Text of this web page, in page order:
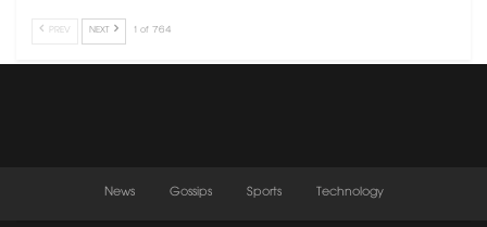
PREV NEXT 1 of 764
News Gossips Sports Technology